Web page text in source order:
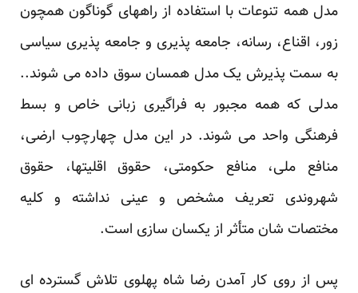
مدل همه تنوعات با استفاده از راههای گوناگون همچون
زور، اقناع، رسانه، جامعه پذیری و جامعه پذیری سیاسی
به سمت پذیرش یک مدل همسان سوق داده می شوند..
مدلی که همه مجبور به فراگیری زبانی خاص و بسط
فرهنگی واحد می شوند. در این مدل چهارچوب ارضی،
منافع ملی، منافع حکومتی، حقوق اقلیتها، حقوق
شهروندی تعریف مشخص و عینی نداشته و کلیه
مختصات شان متأثر از یکسان سازی است.
پس از روی کار آمدن رضا شاه پهلوی تلاش گسترده ای